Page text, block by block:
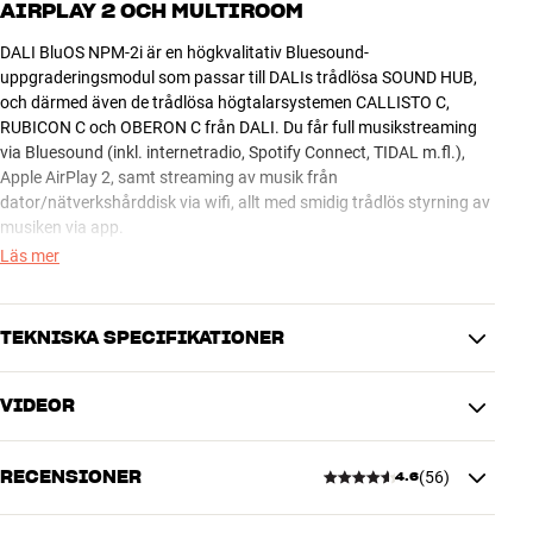
AIRPLAY 2 OCH MULTIROOM
DALI BluOS NPM-2i är en högkvalitativ Bluesound-
uppgraderingsmodul som passar till DALIs trådlösa SOUND HUB,
och därmed även de trådlösa högtalarsystemen CALLISTO C,
RUBICON C och OBERON C från DALI. Du får full musikstreaming
via Bluesound (inkl. internetradio, Spotify Connect, TIDAL m.fl.),
Apple AirPlay 2, samt streaming av musik från
dator/nätverkshårddisk via wifi, allt med smidig trådlös styrning av
musiken via app.
ljudstyrkan från app, fjärrkontroll, högtalare eller SOUND HUB
precis som du vill. Allt det här sker med den bästa digitala
Bluesound-systemet, vilket gör att du snabbt kan lägga till
Läs mer
TEKNISKA SPECIFIKATIONER
Vikt (kg)
VIDEOR
RECENSIONER 4.6(56)